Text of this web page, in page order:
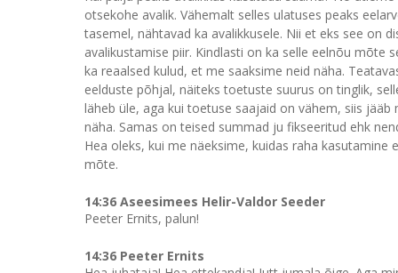
otsekohe avalik. Vähemalt selles ulatuses peaks
tasemel, nähtavad ka avalikkusele. Nii et eks see on
avalikustamise piir. Kindlasti on ka selle eelnõu mõte
ka reaalsed kulud, et me saaksime neid näha.
eelduste põhjal, näiteks toetuste suurus on tinglik,
läheb üle, aga kui toetuse saajaid on vähem, siis
näha. Samas on teised summad ju fikseeritud ehk
Hea oleks, kui me näeksime, kuidas raha
mõte.
14:36 Aseesimees Helir-Valdor Seeder
Peeter Ernits, palun!
14:36 Peeter Ernits